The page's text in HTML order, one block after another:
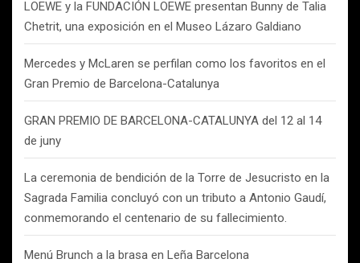
LOEWE y la FUNDACIÓN LOEWE presentan Bunny de Talia
Chetrit, una exposición en el Museo Lázaro Galdiano
Mercedes y McLaren se perfilan como los favoritos en el
Gran Premio de Barcelona-Catalunya
GRAN PREMIO DE BARCELONA-CATALUNYA del 12 al 14
de juny
La ceremonia de bendición de la Torre de Jesucristo en la
Sagrada Familia concluyó con un tributo a Antonio Gaudí,
conmemorando el centenario de su fallecimiento.
Menú Brunch a la brasa en Leña Barcelona